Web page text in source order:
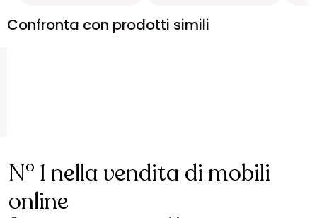
Confronta con prodotti simili
N° 1 nella vendita di mobili
online